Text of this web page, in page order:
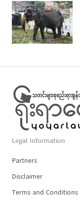
Legal Information
Partners
Disclaimer
Terms and Conditions